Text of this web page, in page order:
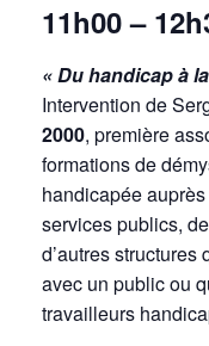
11h00 –
« Du handicap à
Intervention de
2000, première
formations de
handicapée
services publics,
d’autres
avec un public ou
travailleurs